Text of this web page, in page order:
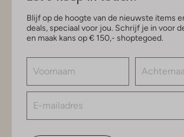
Blijf op de hoogte van de nieuwste items
deals, speciaal voor jou. Schrijf je in voor
en maak kans op € 150,- shoptegoed.